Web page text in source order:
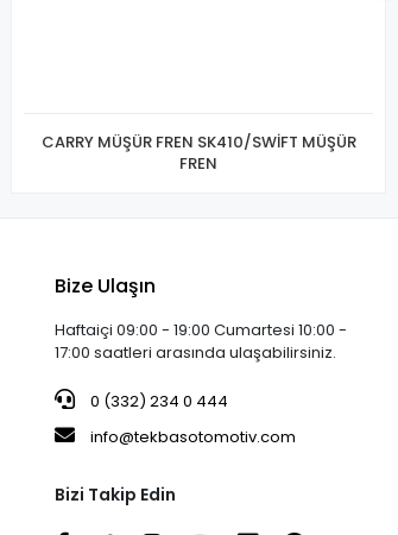
CARRY MÜŞÜR FREN SK410/SWİFT MÜŞÜR
FREN
Bize Ulaşın
Haftaiçi 09:00 - 19:00 Cumartesi 10:00 -
17:00 saatleri arasında ulaşabilirsiniz.
0 (332) 234 0 444
info@tekbasotomotiv.com
Bizi Takip Edin